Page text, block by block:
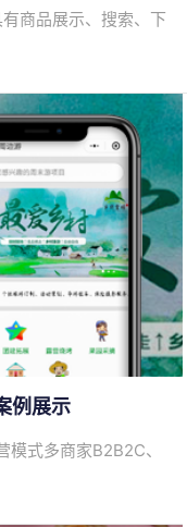
商品展示、搜索、下
例展示
式多商家B2B2C、